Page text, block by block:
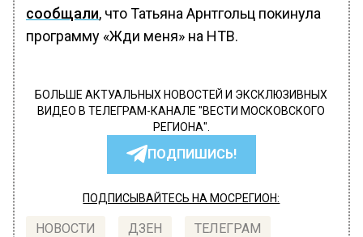
сообщали, что Татьяна Арнтгольц покинула
программу «Жди меня» на НТВ.
БОЛЬШЕ АКТУАЛЬНЫХ НОВОСТЕЙ И ЭКСКЛЮЗИВНЫХ
ВИДЕО В ТЕЛЕГРАМ-КАНАЛЕ "ВЕСТИ МОСКОВСКОГО
РЕГИОНА".
ПОДПИШИСЬ!
ПОДПИСЫВАЙТЕСЬ НА МОСРЕГИОН:
НОВОСТИ ДЗЕН ТЕЛЕГРАМ